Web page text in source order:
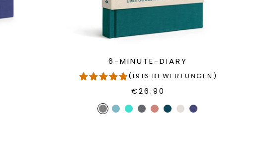
6-MINUTE-DIARY
(1916 BEWERTUNGEN)
€26.90